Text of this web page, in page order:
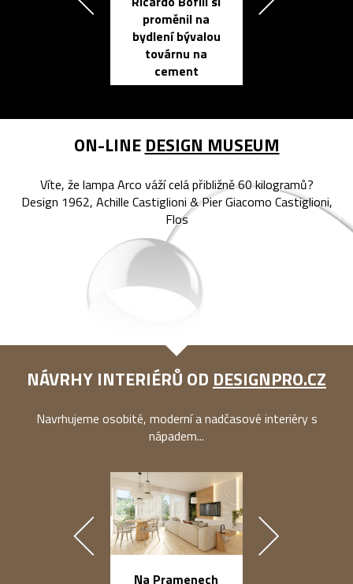
proměnil na
bydlení bývalou
továrnu na
cement
ON-LINE DESIGN MUSEUM
Víte, že lampa Arco váží celá přibližně 60 kilogramů?
Design 1962, Achille Castiglioni & Pier Giacomo Castiglioni,
Flos
NÁVRHY INTERIÉRŮ OD DESIGNPRO.CZ
Navrhujeme osobité, moderní a nadčasové interiéry s
nápadem...
Na Pramenech